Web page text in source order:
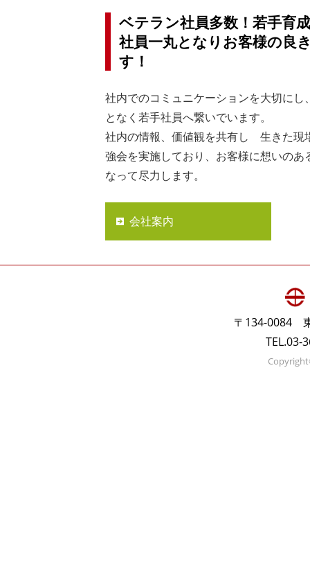
ベテラン社員多数！若手育
社員一丸となりお客様の良
す！
社内でのコミュニケーションを大切に
となく若手社員へ繋いでいます。
社内の情報、価値観を共有し 生きた現
強会を実施しており、お客様に想いの
なって尽力します。
会社案内
〒134-0084
TEL.03-